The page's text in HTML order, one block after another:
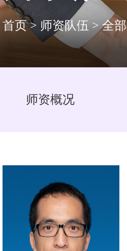
首页> 师资队伍>全
师资概况